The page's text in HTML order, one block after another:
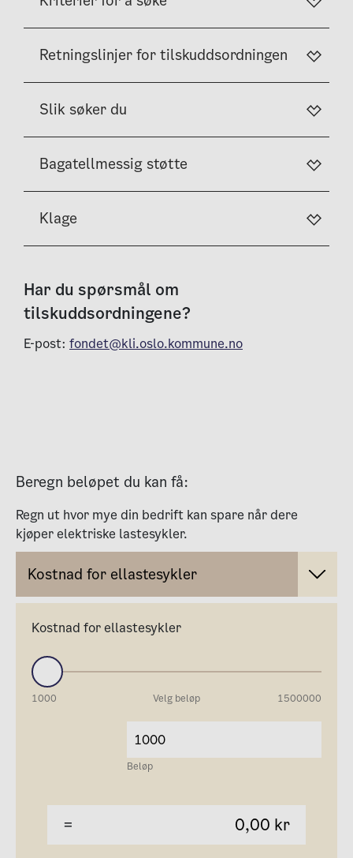
Retningslinjer for tilskuddsordningen
Slik søker du
Bagatellmessig støtte
Klage
Har du spørsmål om
tilskuddsordningene?
E-post: fondet@kli.oslo.kommune.no
Beregn beløpet du kan få:
Regn ut hvor mye din bedrift kan spare når dere
kjøper elektriske lastesykler.
Kostnad for ellastesykler
Kostnad for ellastesykler
1000 Velg beløp 1500000
Beløp
=